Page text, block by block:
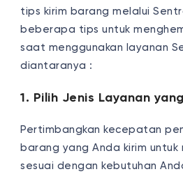
tips kirim barang melalui
beberapa tips untuk
saat menggunakan layanan
diantaranya :
1. Pilih Jenis Layanan
Pertimbangkan kecepatan
barang yang Anda kirim untuk
sesuai dengan kebutuhan